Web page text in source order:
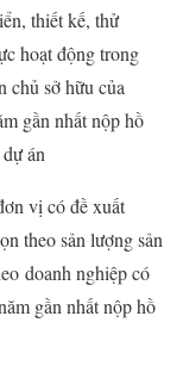
thiết kế, thử
hoạt động trong
chủ sở hữu của
gần nhất nộp hồ
án
vị có đề xuất
theo sản lượng sản
doanh nghiệp có
gần nhất nộp hồ